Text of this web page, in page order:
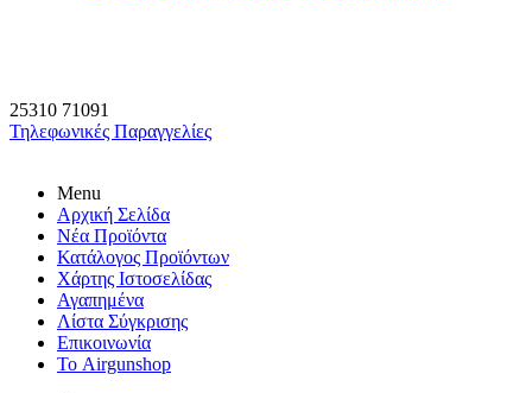
25310 71091
Τηλεφωνικές Παραγγελίες
Menu
Αρχική Σελίδα
Νέα Προϊόντα
Κατάλογος Προϊόντων
Χάρτης Ιστοσελίδας
Αγαπημένα
Λίστα Σύγκρισης
Επικοινωνία
Το Airgunshop